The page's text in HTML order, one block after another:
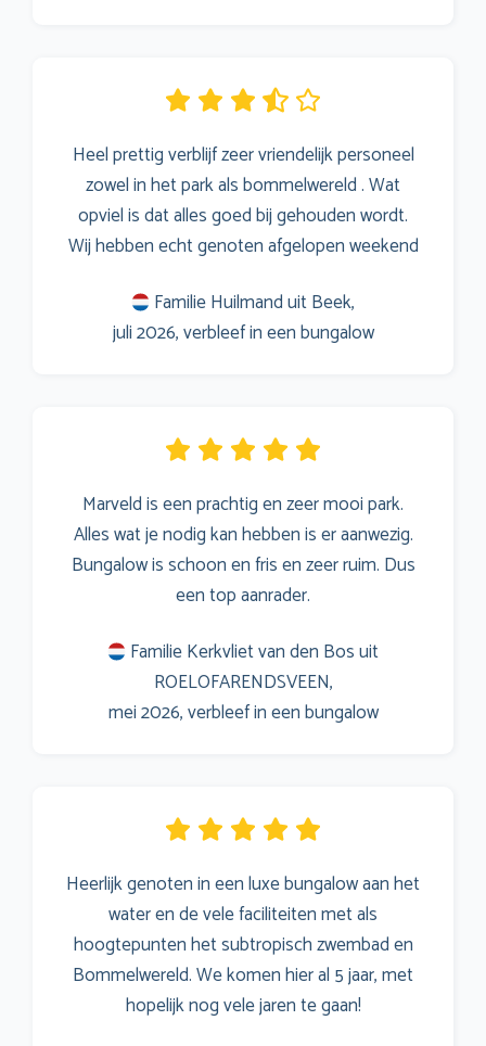
Heel prettig verblijf zeer vriendelijk personeel
zowel in het park als bommelwereld . Wat
opviel is dat alles goed bij gehouden wordt.
Wij hebben echt genoten afgelopen weekend
Familie Huilmand uit Beek,
juli 2026, verbleef in een bungalow
Marveld is een prachtig en zeer mooi park.
Alles wat je nodig kan hebben is er aanwezig.
Bungalow is schoon en fris en zeer ruim. Dus
een top aanrader.
Familie Kerkvliet van den Bos uit
ROELOFARENDSVEEN,
mei 2026, verbleef in een bungalow
Heerlijk genoten in een luxe bungalow aan het
water en de vele faciliteiten met als
hoogtepunten het subtropisch zwembad en
Bommelwereld. We komen hier al 5 jaar, met
hopelijk nog vele jaren te gaan!